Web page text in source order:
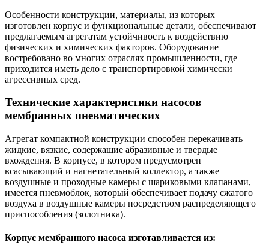
Особенности конструкции, материалы, из которых
изготовлен корпус и функциональные детали, обеспечивают
предлагаемым агрегатам устойчивость к воздействию
физических и химических факторов. Оборудование
востребовано во многих отраслях промышленности, где
приходится иметь дело с транспортировкой химически
агрессивных сред.
Технические характеристики насосов
мембранных пневматических
Агрегат компактной конструкции способен перекачивать
жидкие, вязкие, содержащие абразивные и твердые
вхождения. В корпусе, в котором предусмотрен
всасывающий и нагнетательный коллектор, а также
воздушные и проходные камеры с шариковыми клапанами,
имеется пневмоблок, который обеспечивает подачу сжатого
воздуха в воздушные камеры посредством распределяющего
приспособления (золотника).
Корпус мембранного насоса изготавливается из: